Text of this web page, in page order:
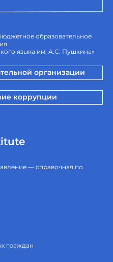
образовательное
языка им. А.С. Пушкина»
организации
коррупции
— справочная по
граждан